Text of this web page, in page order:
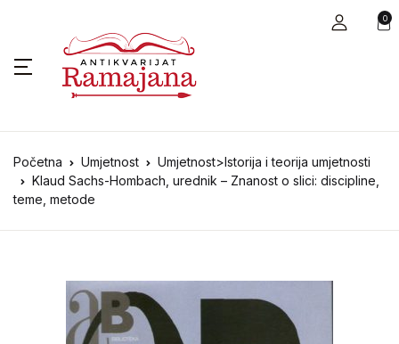
0
Početna Umjetnost
Umjetnost>Istorija i teorija umjetnosti
Klaud Sachs-Hombach, urednik – Znanost o slici: discipline,
teme, metode